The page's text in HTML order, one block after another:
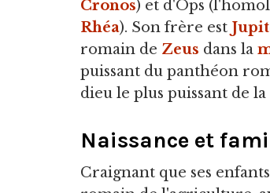
Cronos) et d'Ops
Rhéa). Son frère est
romain de Zeus dans la
puissant du panthéon
dieu le plus puissant de la
Naissance et
Craignant que ses